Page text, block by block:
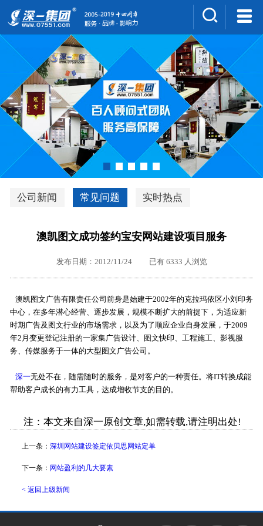
集团介绍
人才招聘
案例展示
新闻中心
深一风采
联系我们
深优通系统V3.0
深一集团优势
外地客户专栏
工单提交
公司新闻 常见问题 实时热点
澳凯图文成功签约宝安网站建设项目服务
发布日期：2012/11/24 已有 6333 人浏览
澳凯图文广告有限责任公司前身是始建于2002年的克拉玛依区小刘印务
中心，在多年潜心经营、逐步发展，规模不断扩大的前提下，为适应新
时期广告及图文行业的市场需求，以及为了顺应企业自身发展，于2009
年2月变更登记注册的一家集广告设计、图文快印、工程施工、影视服
务、传媒服务于一体的大型图文广告公司。
深一无处不在，随需随时的服务，是对客户的一种责任。将IT转换成能
帮助客户成长的有力工具，达成增收节支的目的。
注：本文来自深一原创文章,如需转载,请注明出处!
上一条： 深圳网站建设签定依贝思网站定单
下一条： 网站盈利的几大要素
< 返回上级新闻